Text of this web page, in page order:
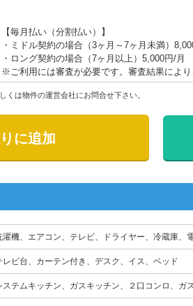
【毎月払い（分割払い）】
・ミドル契約の場合（3ヶ月～7ヶ月未満）
・ロング契約の場合（7ヶ月以上）5,000円/月
※ご利用には審査が必要です。審査結果によ
くは物件の運営会社にお問合せ下さい。
に追加
濯機、エアコン、テレビ、ドライヤー、冷蔵庫、
レビ台、カーテン付き、デスク、イス、ベッド
ステムキッチン、ガスキッチン、２口コンロ、ガ